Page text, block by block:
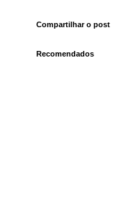
Compartilhar o post
Recomendados